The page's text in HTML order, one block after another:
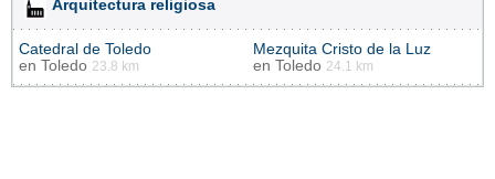
Arquitectura religiosa
Catedral de Toledo
en Toledo 23.8 km
Mezquita Cristo de la Luz
en Toledo 24.1 km